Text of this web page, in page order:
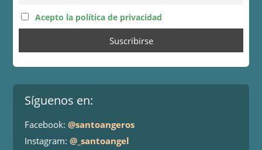
Acepto la política de privacidad
Síguenos en:
Facebook:@santoangeros
Instagram:@_santoangel